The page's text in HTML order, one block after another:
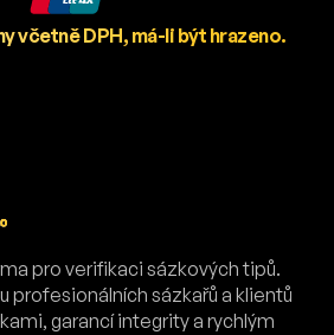
včetně DPH, má-li být hrazeno.
pro verifikaci sázkových tipů.
profesionálních sázkařů a klientů
garancí integrity a rychlým